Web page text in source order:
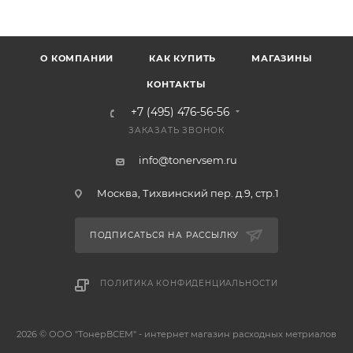
О КОМПАНИИ КАК КУПИТЬ МАГАЗИНЫ
КОНТАКТЫ
+7 (495) 476-56-56
ЗАКАЗАТЬ ЗВОНОК
info@tonervsem.ru
Москва, Тихвинский пер. д.9, стр.1
ПОДПИСАТЬСЯ НА РАССЫЛКУ
ПОЛИТИКА КОНФИДЕНЦИАЛЬНОСТИ
2026 © ООО "ТонерВСЕМ" - интернет магазин расходных метриалов